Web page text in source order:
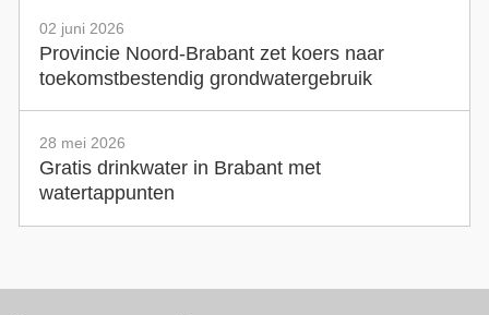
02 juni 2026
Provincie Noord-Brabant zet koers naar
toekomstbestendig grondwatergebruik
28 mei 2026
Gratis drinkwater in Brabant met
watertappunten